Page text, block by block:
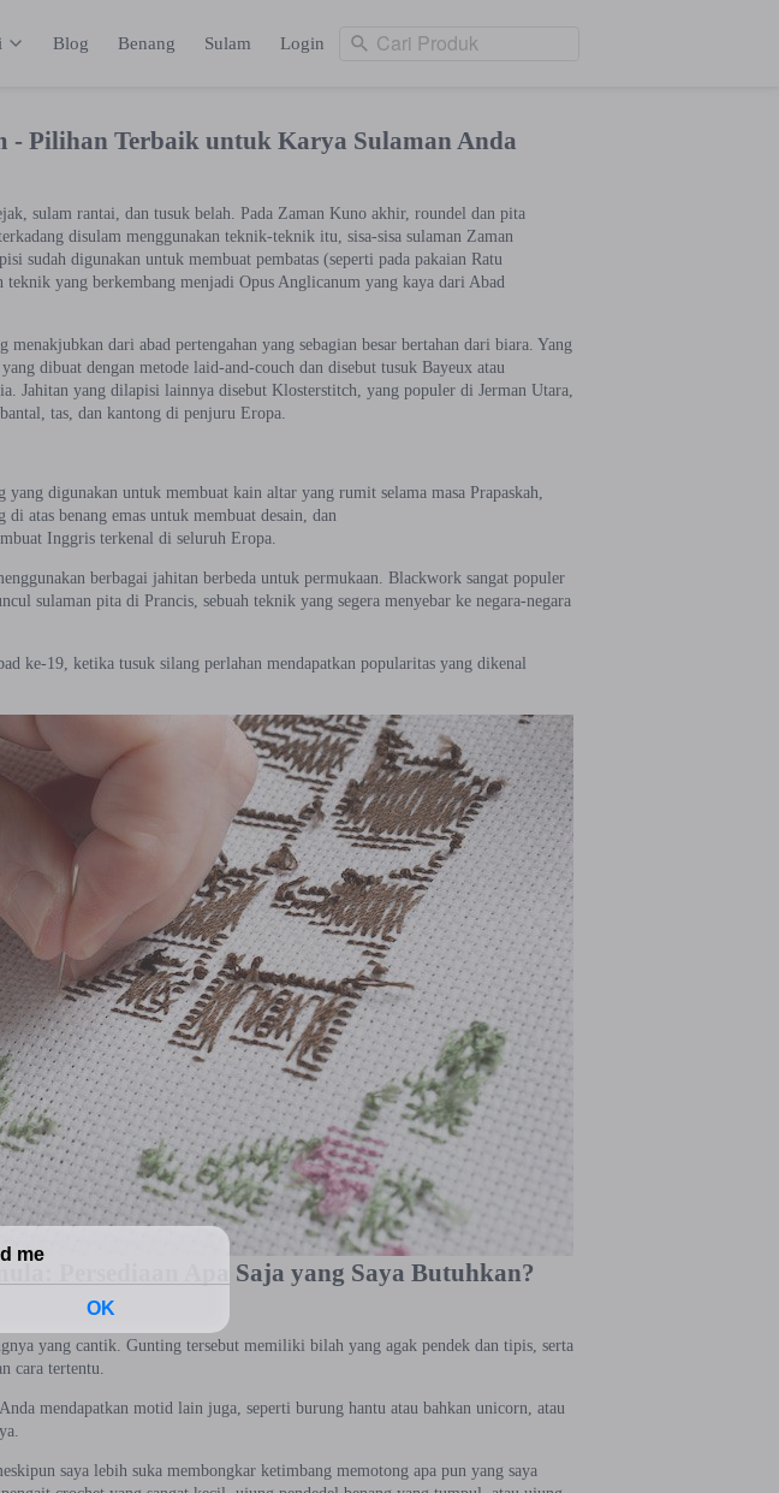
Blog Benang Sulam Login Cari Produk
Pilihan Terbaik untuk Karya Sulaman Anda
sulam rantai, dan tusuk belah. Pada Zaman Kuno akhir, roundel dan pita
disulam menggunakan teknik-teknik itu, sisa-sisa sulaman Zaman
sudah digunakan untuk membuat pembatas (seperti pada pakaian Ratu
yang berkembang menjadi Opus Anglicanum yang kaya dari Abad
dari abad pertengahan yang sebagian besar bertahan dari biara. Yang
dibuat dengan metode laid-and-couch dan disebut tusuk Bayeux atau
Jahitan yang dilapisi lainnya disebut Klosterstitch, yang populer di Jerman Utara,
tas, dan kantong di penjuru Eropa.
digunakan untuk membuat kain altar yang rumit selama masa Prapaskah,
atas benang emas untuk membuat desain, dan
Inggris terkenal di seluruh Eropa.
berbagai jahitan berbeda untuk permukaan. Blackwork sangat populer
sulaman pita di Prancis, sebuah teknik yang segera menyebar ke negara-negara
ke-19, ketika tusuk silang perlahan mendapatkan popularitas yang dikenal
Persediaan Apa Saja yang Saya Butuhkan?
yang cantik. Gunting tersebut memiliki bilah yang agak pendek dan tipis, serta
cara tertentu.
mendapatkan motid lain juga, seperti burung hantu atau bahkan unicorn, atau
saya lebih suka membongkar ketimbang memotong apa pun yang saya